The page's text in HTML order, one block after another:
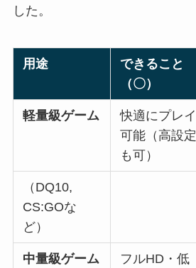
した。
用途
できること
（〇）
軽量級ゲーム
快適にプレイ
可能（高設定
も可）
（DQ10,
CS:GOな
ど）
中量級ゲーム
フルHD・低